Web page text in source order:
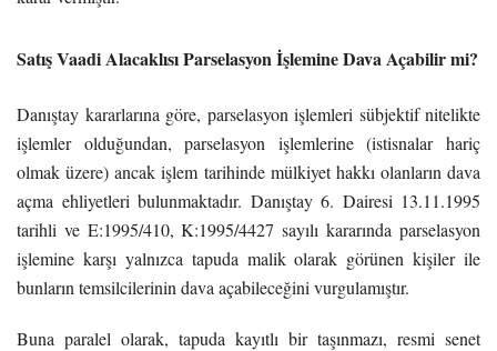
Satış Vaadi Alacaklısı Parselasyon İşlemine Dava Açabilir mi?
Danıştay kararlarına göre, parselasyon işlemleri sübjektif nitelikte
işlemler olduğundan, parselasyon işlemlerine (istisnalar hariç
olmak üzere) ancak işlem tarihinde mülkiyet hakkı olanların dava
açma ehliyetleri bulunmaktadır. Danıştay 6. Dairesi 13.11.1995
tarihli ve E:1995/410, K:1995/4427 sayılı kararında parselasyon
işlemine karşı yalnızca tapuda malik olarak görünen kişiler ile
bunların temsilcilerinin dava açabileceğini vurgulamıştır.
Buna paralel olarak, tapuda kayıtlı bir taşınmazı, resmi senet